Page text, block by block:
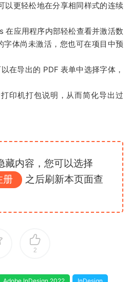
以更轻松地在分享相同样式的连续
在应用程序内部轻松查看并激活数
字体尚未激活，您也可在项目中预
在导出的 PDF 表单中选择字体，
印机打包说明，从而简化导出过
藏内容，您可以选择
册
之后刷新本页面查
2